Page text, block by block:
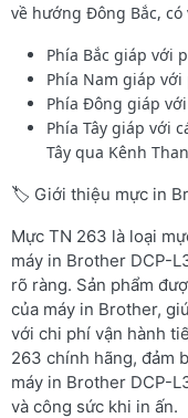
về hướng Đông Bắc,
Phía Bắc giáp với
Phía Nam giáp
Phía Đông giáp
Phía Tây giáp với
Tây qua Kênh
🏷️ Giới thiệu mực in
Mực TN 263 là loại
máy in Brother DCP-
rõ ràng. Sản phẩm
của máy in Brother,
với chi phí vận hành
263 chính hãng, đảm
máy in Brother DCP-
và công sức khi in ấn.